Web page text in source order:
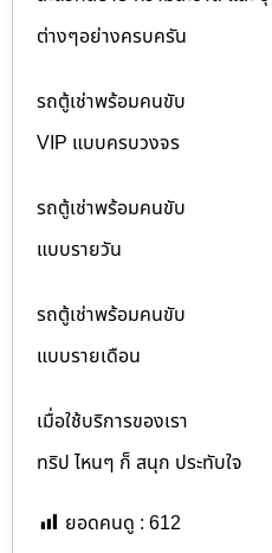
ต่างๆอย่างครบครัน
รถตู้เช่าพร้อมคนขับ
VIP แบบครบวงจร
รถตู้เช่าพร้อมคนขับ
แบบรายวัน
รถตู้เช่าพร้อมคนขับ
แบบรายเดือน
เมื่อใช้บริการของเรา
ทริป ไหนๆ ก็ สนุก ประทับใจ
ยอดคนดู : 612